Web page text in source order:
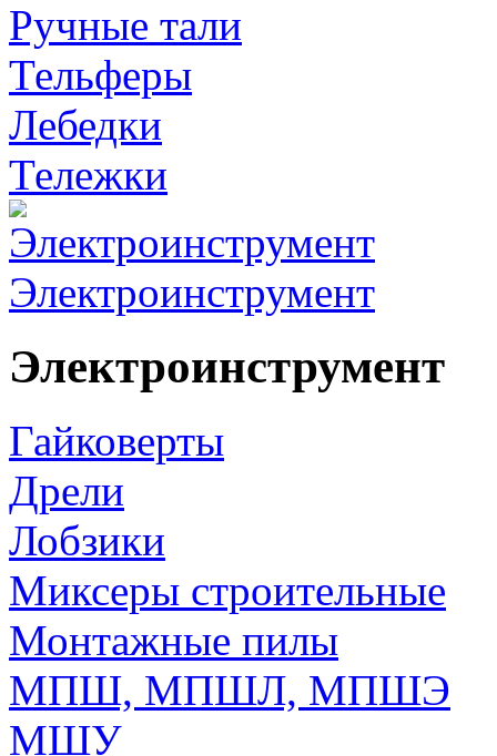
Ручные тали
Тельферы
Лебедки
Тележки
Электроинструмент
Электроинструмент
Гайковерты
Дрели
Лобзики
Миксеры строительные
Монтажные пилы
МПШ, МПШЛ, МПШЭ
МШУ